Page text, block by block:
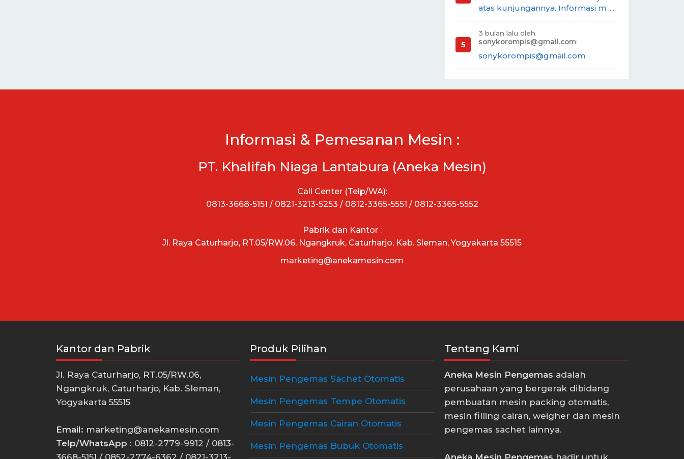
atas kunjungannya. Informasi m ....
3 bulan lalu oleh
sonykorompis@gmail.com:
sonykorompis@gmail.com
Informasi & Pemesanan Mesin :
PT. Khalifah Niaga Lantabura (Aneka Mesin)
Call Center (Telp/WA):
0813-3668-5151 / 0821-3213-5253 / 0812-3365-5551 / 0812-3365-5552
Pabrik dan Kantor :
Jl. Raya Caturharjo, RT.05/RW.06, Ngangkruk, Caturharjo, Kab. Sleman, Yogyakarta 55515
marketing@anekamesin.com
Kantor dan Pabrik
Jl. Raya Caturharjo, RT.05/RW.06,
Ngangkruk, Caturharjo, Kab. Sleman,
Yogyakarta 55515
Email: marketing@anekamesin.com
Telp/WhatsApp : 0812-2779-9912 / 0813-
Produk Pilihan
Mesin Pengemas Sachet Otomatis
Mesin Pengemas Tempe Otomatis
Mesin Pengemas Cairan Otomatis
Mesin Pengemas Bubuk Otomatis
Tentang Kami
Aneka Mesin Pengemas adalah
perusahaan yang bergerak dibidang
pembuatan mesin packing otomatis,
mesin filling cairan, weigher dan mesin
pengemas sachet lainnya.